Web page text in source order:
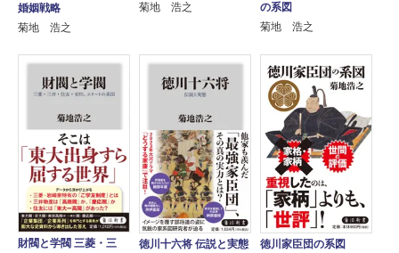
婚姻戦略
菊地 浩之
菊地 浩之
の系図
菊地 浩之
財閥と学閥 三菱・三
徳川十六将 伝説と実態
徳川家臣団の系図